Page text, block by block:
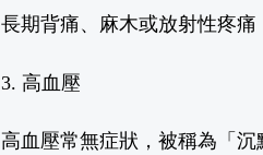
長期背痛、麻木或放射性疼痛
3. 高血壓
高血壓常無症狀，被稱為「沉